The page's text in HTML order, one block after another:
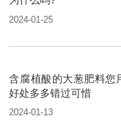
2024-01-25
含腐植酸的大葱肥料您
好处多多错过可惜
2024-01-13